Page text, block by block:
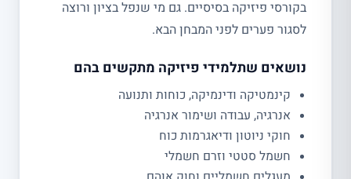
בקורסי פיזיקה בסיסיים. גם מי שנפל בציון ורוצה
לסגור פערים לפני המבחן הבא.
נושאים שתלמידי פיזיקה מתקשים בהם
קינמטיקה ודינמיקה, כוחות ותנועה
אנרגיה, עבודה ושימור אנרגיה
חוקי ניוטון ודיאגרמות כוח
חשמל סטטי וזרם חשמלי